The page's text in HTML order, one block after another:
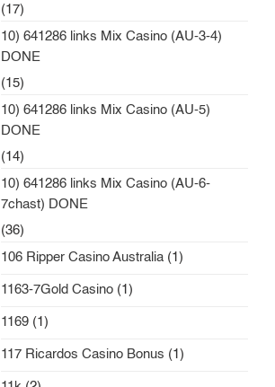
(17)
10) 641286 links Mix Casino (AU-3-4)
DONE
(15)
10) 641286 links Mix Casino (AU-5)
DONE
(14)
10) 641286 links Mix Casino (AU-6-
7chast) DONE
(36)
106 Ripper Casino Australia (1)
1163-7Gold Casino (1)
1169 (1)
117 Ricardos Casino Bonus (1)